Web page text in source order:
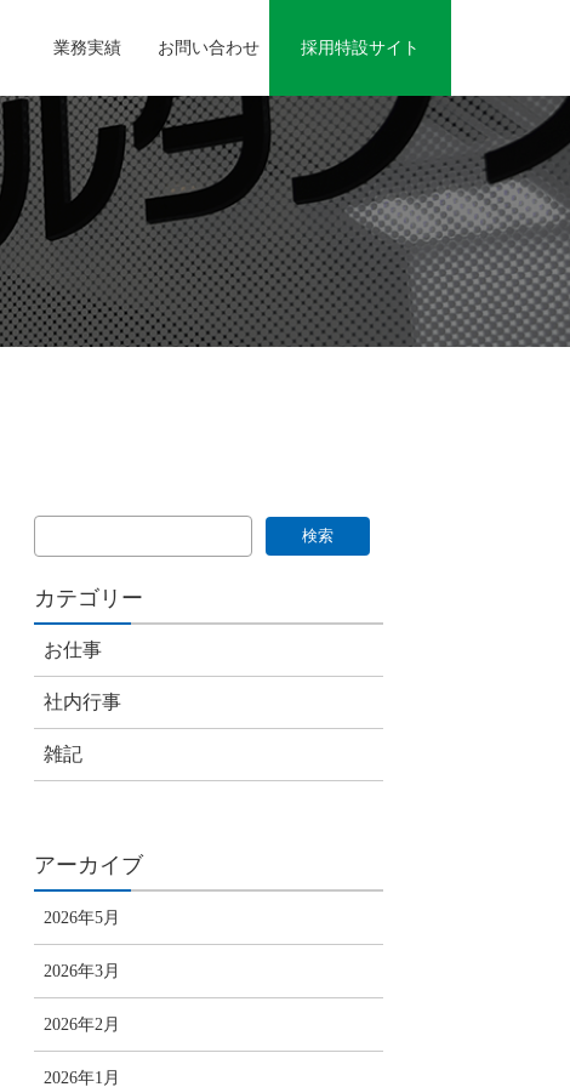
業務実績 お問い合わせ 採用特設サイト
カテゴリー
お仕事
社内行事
雑記
アーカイブ
2026年5月
2026年3月
2026年2月
2026年1月